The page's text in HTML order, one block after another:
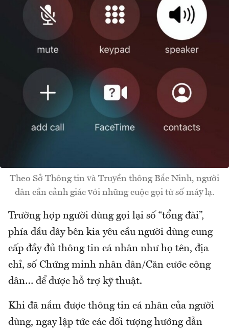
Theo Sở Thông tin và Truyền thông Bắc Ninh, người
dân cần cảnh giác với những cuộc gọi từ số máy lạ.
Trường hợp người dùng gọi lại số “tổng đài”,
phía đầu dây bên kia yêu cầu người dùng cung
cấp đầy đủ thông tin cá nhân như họ tên, địa
chỉ, số Chứng minh nhân dân/Căn cước công
dân… để được hỗ trợ kỹ thuật.
Khi đã nắm được thông tin cá nhân của người
dùng, ngay lập tức các đối tượng hướng dẫn